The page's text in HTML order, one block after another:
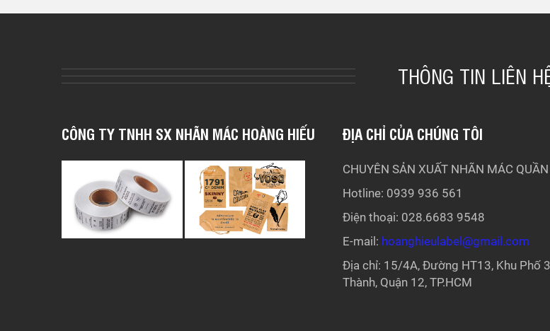
THÔNG TIN LIÊN
CÔNG TY TNHH SX NHÃN MÁC HOÀNG HIẾU ĐỊA CHỈ CỦA CHÚNG TÔI
CHUYÊN SẢN XUẤT NHÃN MÁC
Hotline: 0939 936 561
Điện thoại: 028.6683 9548
E-mail: hoanghieulabel@gmail.com
Địa chỉ: 15/4A, Đường HT13, Khu Phố
Thành, Quận 12, TP.HCM